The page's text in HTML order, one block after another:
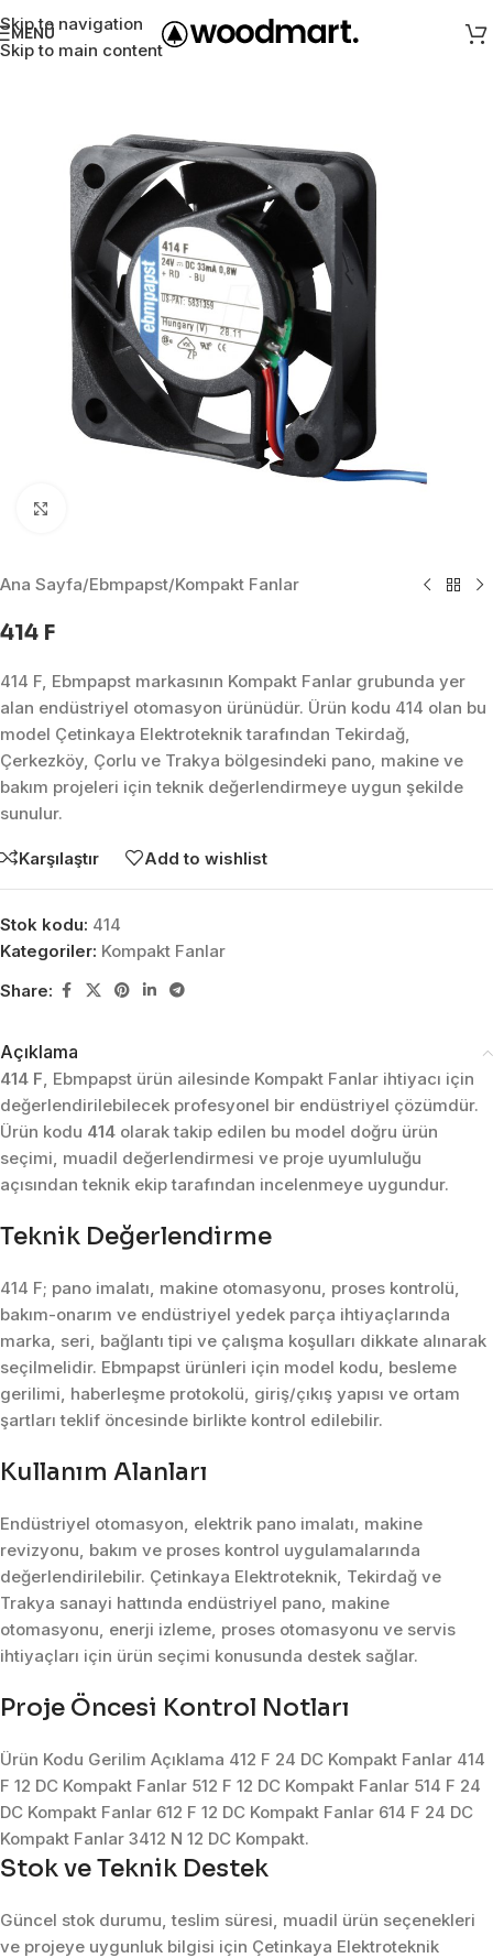
Skip to navigation
Skip to main content
MENÜ
Ana Sayfa/Ebmpapst/Kompakt Fanlar
414 F
414 F, Ebmpapst markasının Kompakt Fanlar grubunda yer
alan endüstriyel otomasyon ürünüdür. Ürün kodu 414 olan bu
model Çetinkaya Elektroteknik tarafından Tekirdağ,
Çerkezköy, Çorlu ve Trakya bölgesindeki pano, makine ve
bakım projeleri için teknik değerlendirmeye uygun şekilde
sunulur.
Karşılaştır Add to wishlist
Stok kodu: 414
Kategoriler: Kompakt Fanlar
Share:
Açıklama
414 F, Ebmpapst ürün ailesinde Kompakt Fanlar ihtiyacı için
değerlendirilebilecek profesyonel bir endüstriyel çözümdür.
Ürün kodu 414 olarak takip edilen bu model doğru ürün
seçimi, muadil değerlendirmesi ve proje uyumluluğu
açısından teknik ekip tarafından incelenmeye uygundur.
Teknik Değerlendirme
414 F; pano imalatı, makine otomasyonu, proses kontrolü,
bakım-onarım ve endüstriyel yedek parça ihtiyaçlarında
marka, seri, bağlantı tipi ve çalışma koşulları dikkate alınarak
seçilmelidir. Ebmpapst ürünleri için model kodu, besleme
gerilimi, haberleşme protokolü, giriş/çıkış yapısı ve ortam
şartları teklif öncesinde birlikte kontrol edilebilir.
Kullanım Alanları
Endüstriyel otomasyon, elektrik pano imalatı, makine
revizyonu, bakım ve proses kontrol uygulamalarında
değerlendirilebilir. Çetinkaya Elektroteknik, Tekirdağ ve
Trakya sanayi hattında endüstriyel pano, makine
otomasyonu, enerji izleme, proses otomasyonu ve servis
ihtiyaçları için ürün seçimi konusunda destek sağlar.
Proje Öncesi Kontrol Notları
Ürün Kodu Gerilim Açıklama 412 F 24 DC Kompakt Fanlar 414
F 12 DC Kompakt Fanlar 512 F 12 DC Kompakt Fanlar 514 F 24
DC Kompakt Fanlar 612 F 12 DC Kompakt Fanlar 614 F 24 DC
Kompakt Fanlar 3412 N 12 DC Kompakt.
Stok ve Teknik Destek
Güncel stok durumu, teslim süresi, muadil ürün seçenekleri
ve projeye uygunluk bilgisi için Çetinkaya Elektroteknik